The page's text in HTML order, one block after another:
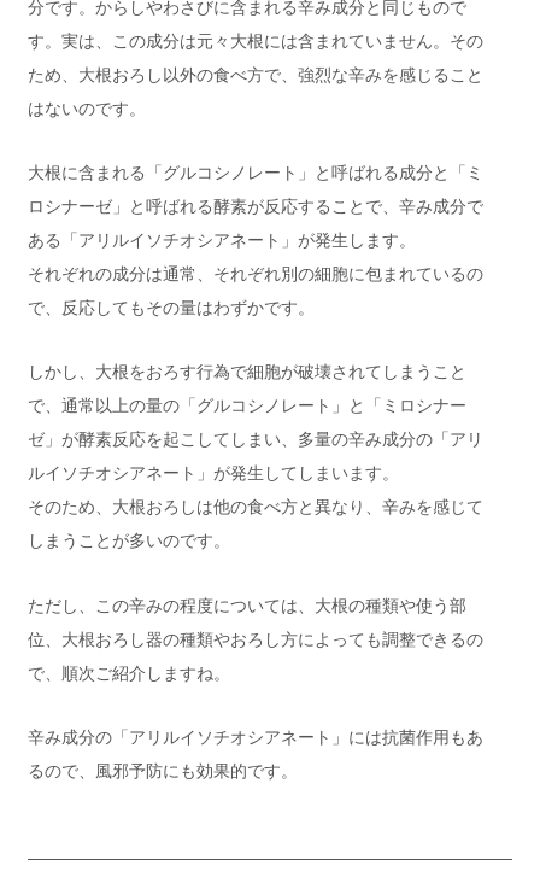
分です。からしやわさびに含まれる辛み成分と同じもので
す。実は、この成分は元々大根には含まれていません。その
ため、大根おろし以外の食べ方で、強烈な辛みを感じること
はないのです。
大根に含まれる「グルコシノレート」と呼ばれる成分と「ミ
ロシナーゼ」と呼ばれる酵素が反応することで、辛み成分で
ある「アリルイソチオシアネート」が発生します。
それぞれの成分は通常、それぞれ別の細胞に包まれているの
で、反応してもその量はわずかです。
しかし、大根をおろす行為で細胞が破壊されてしまうこと
で、通常以上の量の「グルコシノレート」と「ミロシナー
ゼ」が酵素反応を起こしてしまい、多量の辛み成分の「アリ
ルイソチオシアネート」が発生してしまいます。
そのため、大根おろしは他の食べ方と異なり、辛みを感じて
しまうことが多いのです。
ただし、この辛みの程度については、大根の種類や使う部
位、大根おろし器の種類やおろし方によっても調整できるの
で、順次ご紹介しますね。
辛み成分の「アリルイソチオシアネート」には抗菌作用もあ
るので、風邪予防にも効果的です。